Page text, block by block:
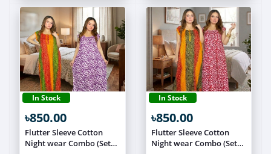
In Stock
৳850.00
Flutter Sleeve Cotton
Night wear Combo (Set
In Stock
৳850.00
Flutter Sleeve Cotton
Night wear Combo (Set